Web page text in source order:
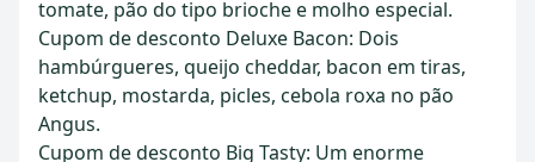
tomate, pão do tipo brioche e molho especial.
Cupom de desconto Deluxe Bacon: Dois
hambúrgueres, queijo cheddar, bacon em tiras,
ketchup, mostarda, picles, cebola roxa no pão
Angus.
Cupom de desconto Big Tasty: Um enorme